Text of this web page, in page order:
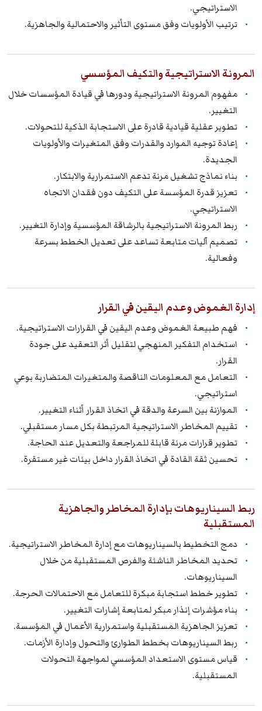
الاستراتيجي.
ترتيب الأولويات وفق مستوى التأثير والاحتمالية والجاهزية.
المرونة الاستراتيجية والتكيف المؤسسي
مفهوم المرونة الاستراتيجية ودورها في قيادة المؤسسات خلال
التغيير.
تطوير عقلية قيادية قادرة على الاستجابة الذكية للتحولات.
إعادة توجيه الموارد والقدرات وفق المتغيرات والأولويات
الجديدة.
بناء نماذج تشغيل مرنة تدعم الاستمرارية والابتكار.
تعزيز قدرة المؤسسة على التكيف دون فقدان الاتجاه
الاستراتيجي.
ربط المرونة الاستراتيجية بالرشاقة المؤسسية وإدارة التغيير.
تصميم آليات متابعة تساعد على تعديل الخطط بسرعة
وفعالية.
إدارة الغموض وعدم اليقين في القرار
فهم طبيعة الغموض وعدم اليقين في القرارات الاستراتيجية.
استخدام التفكير المنهجي لتقليل أثر التعقيد على جودة
القرار.
التعامل مع المعلومات الناقصة والمتغيرات المتضاربة بوعي
استراتيجي.
الموازنة بين السرعة والدقة في اتخاذ القرار أثناء التغيير.
تقييم المخاطر الاستراتيجية المرتبطة بكل مسار مستقبلي.
تطوير قرارات مرنة قابلة للمراجعة والتعديل عند الحاجة.
تحسين ثقة القادة في اتخاذ القرار داخل بيئات غير مستقرة.
ربط السيناريوهات بإدارة المخاطر والجاهزية
المستقبلية
دمج التخطيط بالسيناريوهات مع إدارة المخاطر الاستراتيجية.
تحديد المخاطر الناشئة والفرص المستقبلية من خلال
السيناريوهات.
تطوير خطط استجابة مبكرة للتعامل مع الاحتمالات الحرجة.
بناء مؤشرات إنذار مبكر لمتابعة إشارات التغيير.
تعزيز الجاهزية المستقبلية واستمرارية الأعمال في المؤسسة.
ربط السيناريوهات بخطط الطوارئ والتحول وإدارة الأزمات.
قياس مستوى الاستعداد المؤسسي لمواجهة التحولات
المستقبلية.